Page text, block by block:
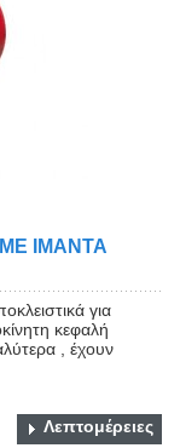
ΜΕ ΙΜΑΝΤΑ
για
κεφαλή
, έχουν
Λεπτομέρειες